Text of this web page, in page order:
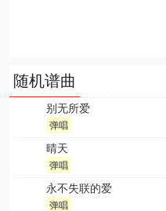
随机谱曲
别无所爱
弹唱
晴天
弹唱
永不失联的爱
弹唱